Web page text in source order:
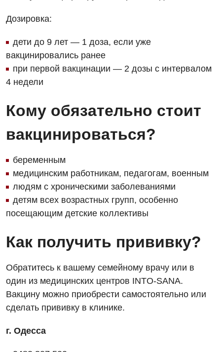
Дозировка:
дети до 9 лет — 1 доза, если уже
вакцинировались ранее
при первой вакцинации — 2 дозы с интервалом
4 недели
Кому обязательно стоит
вакцинироваться?
беременным
медицинским работникам, педагогам, военным
людям с хроническими заболеваниями
детям всех возрастных групп, особенно
посещающим детские коллективы
Как получить прививку?
Обратитесь к вашему семейному врачу или в
один из медицинских центров INTO-SANA.
Вакцину можно приобрести самостоятельно или
сделать прививку в клинике.
г. Одесса